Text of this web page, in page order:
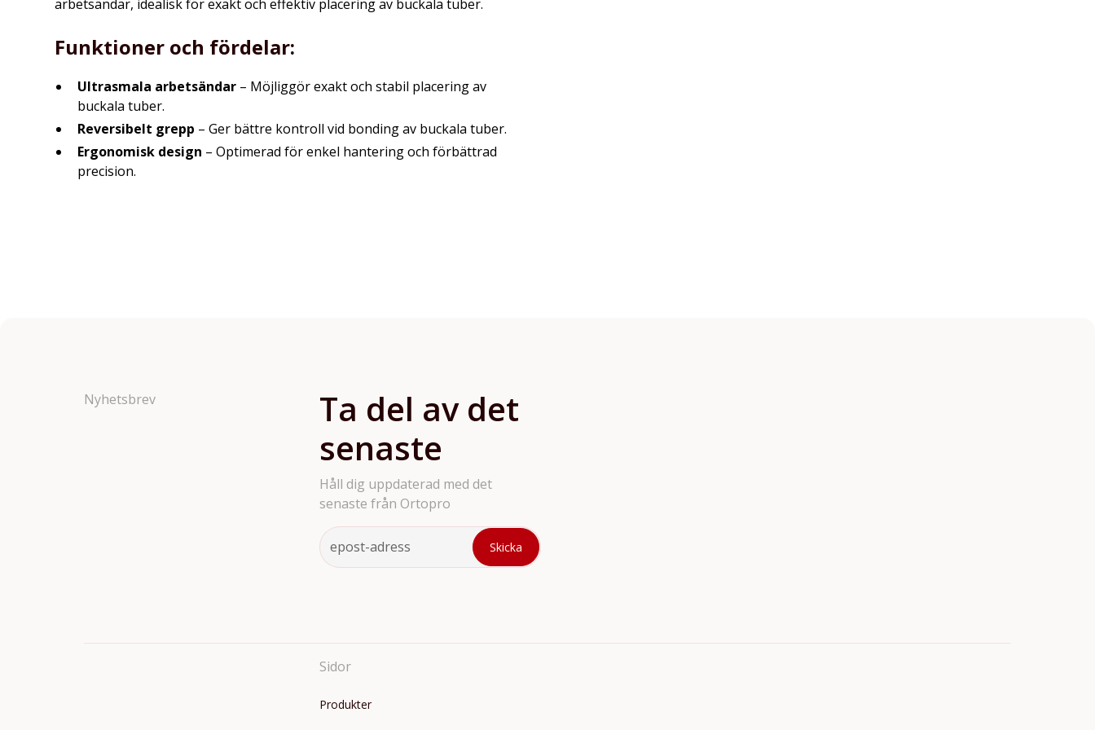
arbetsändar, idealisk för exakt och effektiv placering av buckala tuber.
Funktioner och fördelar:
Ultrasmala arbetsändar – Möjliggör exakt och stabil placering av
buckala tuber.
Reversibelt grepp – Ger bättre kontroll vid bonding av buckala tuber.
Ergonomisk design – Optimerad för enkel hantering och förbättrad
precision.
Nyhetsbrev
Ta del av det
senaste
Håll dig uppdaterad med det
senaste från Ortopro
Sidor
Produkter